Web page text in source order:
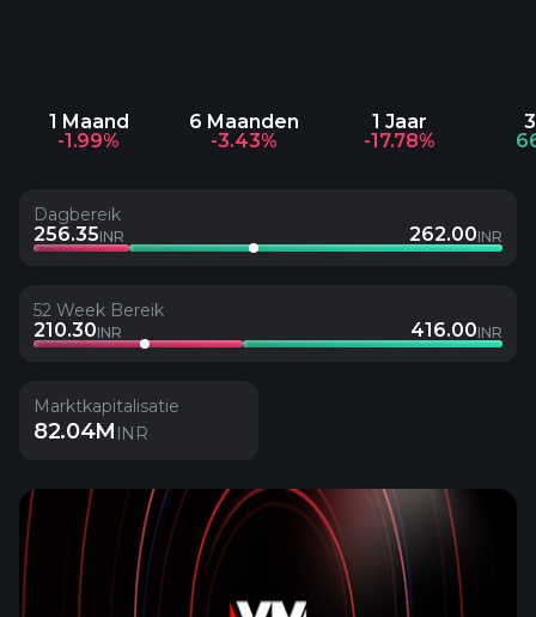
1 Maand
-1.99%
6 Maanden
-3.43%
1 Jaar
-17.78%
Dagbereik
256.35INR 262.00INR
52 Week Bereik
210.30INR 416.00INR
Marktkapitalisatie
82.04M INR